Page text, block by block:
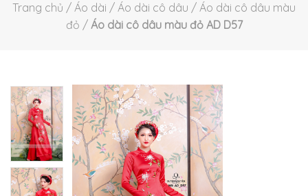
Trang chủ / Áo dài / Áo dài cô dâu / Áo dài cô dâu màu
đỏ / Áo dài cô dâu màu đỏ AD D57